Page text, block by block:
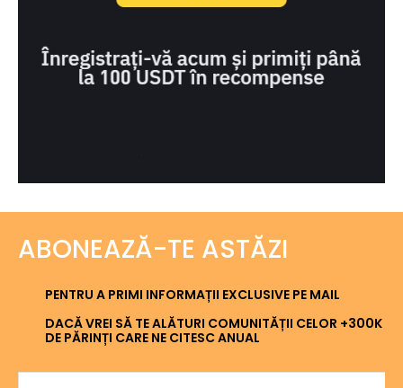
ABONEAZĂ-TE ASTĂZI
PENTRU A PRIMI INFORMAȚII EXCLUSIVE PE MAIL
DACĂ VREI SĂ TE ALĂTURI COMUNITĂȚII CELOR +300K
DE PĂRINȚI CARE NE CITESC ANUAL